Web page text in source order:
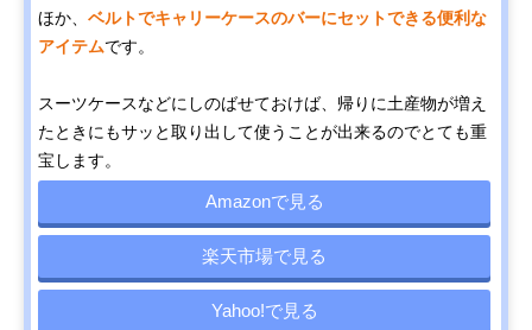
ほか、 ベルトでキャリーケースのバーにセットできる便利な
アイテムです。
スーツケースなどにしのばせておけば、帰りに土産物が増え
たときにもサッと取り出して使うことが出来るのでとても重
宝します。
Amazonで見る
楽天市場で見る
Yahoo!で見る